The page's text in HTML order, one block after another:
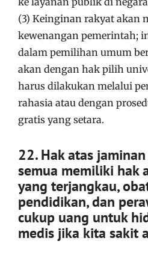
(3) Keinginan rakyat akan
kewenangan pemerintah;
dalam pemilihan umum
akan dengan hak pilih
harus dilakukan melalui
rahasia atau dengan
gratis yang setara.
22. Hak atas
semua memiliki hak
yang terjangkau,
pendidikan, dan
cukup uang untuk
medis jika kita sakit